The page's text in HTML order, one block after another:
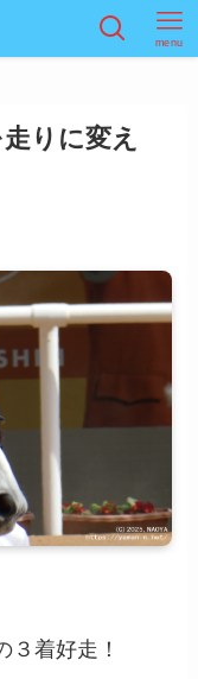
menu
りに変え
３着好走！